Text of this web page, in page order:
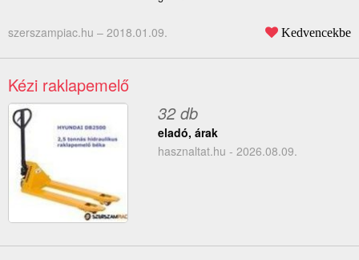
szerszampiac.hu – 2018.01.09. Kedvencekbe
Kézi raklapemelő
32 db
eladó, árak
hasznaltat.hu - 2026.08.09.